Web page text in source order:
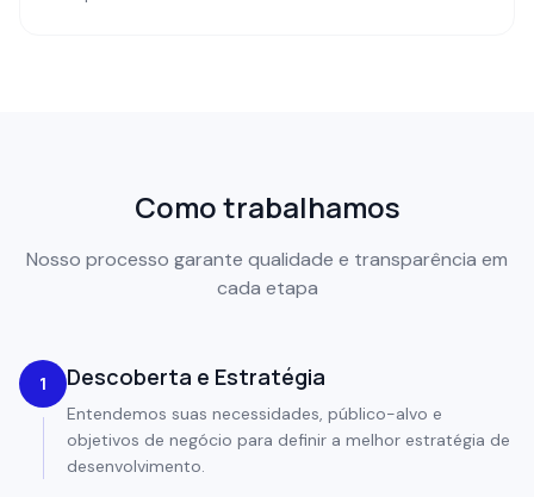
Como trabalhamos
Nosso processo garante qualidade e transparência em
cada etapa
1 Descoberta e Estratégia
Entendemos suas necessidades, público-alvo e
objetivos de negócio para definir a melhor estratégia de
desenvolvimento.